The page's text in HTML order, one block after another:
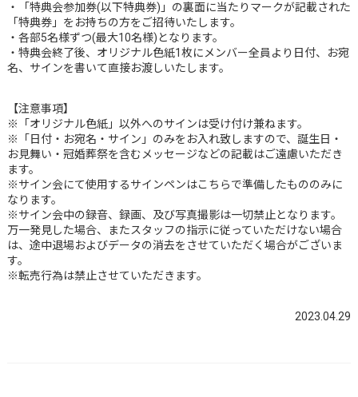
・「特典会参加券(以下特典券)」の裏面に当たりマークが記載された
「特典券」をお持ちの方をご招待いたします。
・各部5名様ずつ(最大10名様)となります。
・特典会終了後、オリジナル色紙1枚にメンバー全員より日付、お宛
名、サインを書いて直接お渡しいたします。
【注意事項】
※「オリジナル色紙」以外へのサインは受け付け兼ねます。
※「日付・お宛名・サイン」のみをお入れ致しますので、誕生日・
お見舞い・冠婚葬祭を含むメッセージなどの記載はご遠慮いただき
ます。
※サイン会にて使用するサインペンはこちらで準備したもののみに
なります。
※サイン会中の録音、録画、及び写真撮影は一切禁止となります。
万一発見した場合、またスタッフの指示に従っていただけない場合
は、途中退場およびデータの消去をさせていただく場合がございま
す。
※転売行為は禁止させていただきます。
2023.04.29